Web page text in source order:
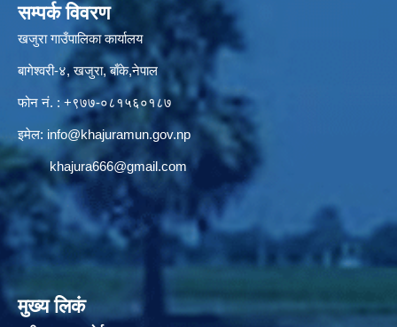
सम्पर्क विवरण
खजुरा गाउँपालिका कार्यालय
बागेश्वरी-४, खजुरा, बाँके,नेपाल
फोन नं. : +९७७-०८१५६०१८७
इमेल: info@khajuramun.gov.np
khajura666@gmail.com
मुख्य लिकं